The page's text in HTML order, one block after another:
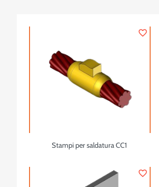
Stampi per saldatura CC1
favorite_border
favorite_border